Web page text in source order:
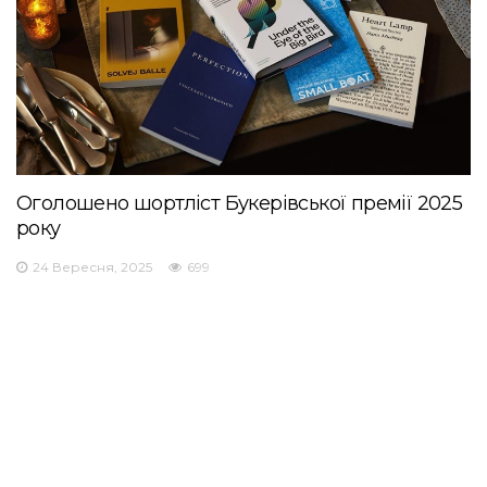
Оголошено шортліст Букерівської премії 2025
року
24 Вересня, 2025 699